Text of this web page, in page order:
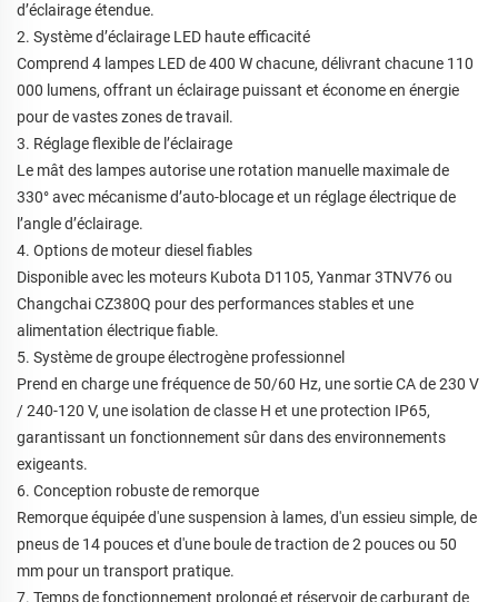
d’éclairage étendue.
2. Système d’éclairage LED haute efficacité
Comprend 4 lampes LED de 400 W chacune, délivrant chacune 110
000 lumens, offrant un éclairage puissant et économe en énergie
pour de vastes zones de travail.
3. Réglage flexible de l’éclairage
Le mât des lampes autorise une rotation manuelle maximale de
330° avec mécanisme d’auto-blocage et un réglage électrique de
l’angle d’éclairage.
4. Options de moteur diesel fiables
Disponible avec les moteurs Kubota D1105, Yanmar 3TNV76 ou
Changchai CZ380Q pour des performances stables et une
alimentation électrique fiable.
5. Système de groupe électrogène professionnel
Prend en charge une fréquence de 50/60 Hz, une sortie CA de 230 V
/ 240-120 V, une isolation de classe H et une protection IP65,
garantissant un fonctionnement sûr dans des environnements
exigeants.
6. Conception robuste de remorque
Remorque équipée d'une suspension à lames, d'un essieu simple, de
pneus de 14 pouces et d'une boule de traction de 2 pouces ou 50
mm pour un transport pratique.
7. Temps de fonctionnement prolongé et réservoir de carburant de